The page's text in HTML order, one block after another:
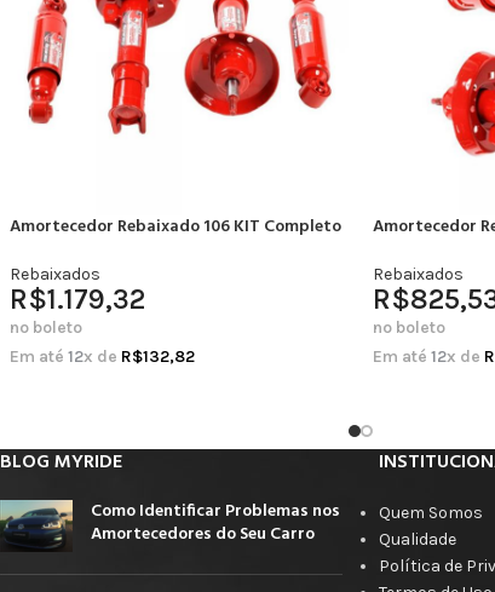
Amortecedor Rebaixado 106 KIT Completo
Rebaixados
R$1.179,32
no boleto
Em até 12x de R$132,82
Amortecedor
Rebaixados
R$
no boleto
Em até 12x de
BLOG MYRIDE
Como Identificar Problemas nos
Amortecedores do Seu Carro
Quem Somos
Qualidade
Política de